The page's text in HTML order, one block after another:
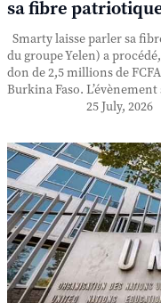
sa fibre
Smarty laisse parler sa
du groupe Yelen) a
don de 2,5 millions de
Burkina Faso. L’évènement
25 July, 2026